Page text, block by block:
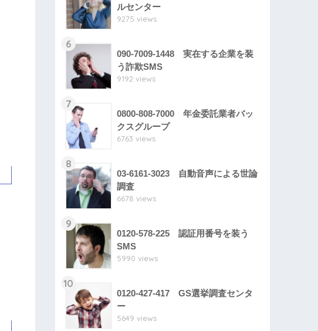
ルセンター
9275 views
6
090-7009-1448 実在する企業を装
う詐欺SMS
9192 views
7
0800-808-7000 年金委託業者バッ
クスグループ
6763 views
8
03-6161-3023 自動音声による世論
調査
6678 views
9
0120-578-225 認証用番号を装う
SMS
5990 views
10
0120-427-417 GS選挙調査センタ
ー
5649 views